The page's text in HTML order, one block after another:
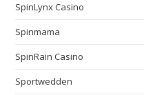
SpinLynx Casino
Spinmama
SpinRain Casino
Sportwedden